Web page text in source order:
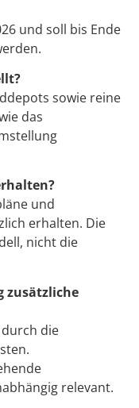
und soll bis Ende
sowie reine
das
und
erhalten. Die
nicht die
zusätzliche
durch die
relevant.